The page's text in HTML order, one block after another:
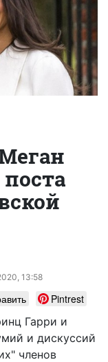
13:58
Pintrest
Гарри и
и дискуссий
членов